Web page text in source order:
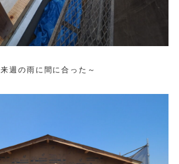
来週の雨に間に合った～